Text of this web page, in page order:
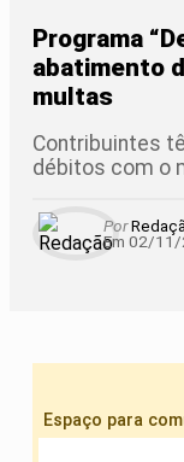
Programa
abatimento
multas
Contribuintes
débitos com o
Por
Em 02/
Espaço para